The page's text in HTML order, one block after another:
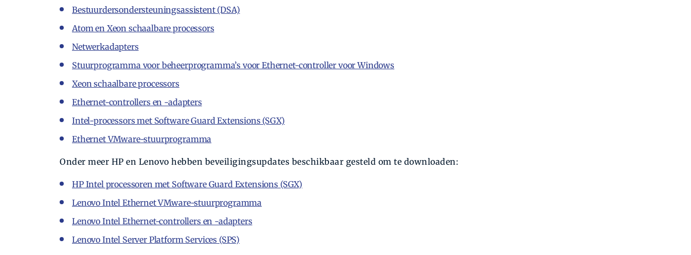
Bestuurdersondersteuningsassistent (DSA)
Atom en Xeon schaalbare processors
Netwerkadapters
Stuurprogramma voor beheerprogramma’s voor Ethernet-controller voor Windows
Xeon schaalbare processors
Ethernet-controllers en -adapters
Intel-processors met Software Guard Extensions (SGX)
Ethernet VMware-stuurprogramma
Onder meer HP en Lenovo hebben beveiligingsupdates beschikbaar gesteld om te downloaden:
HP Intel processoren met Software Guard Extensions (SGX)
Lenovo Intel Ethernet VMware-stuurprogramma
Lenovo Intel Ethernet-controllers en -adapters
Lenovo Intel Server Platform Services (SPS)